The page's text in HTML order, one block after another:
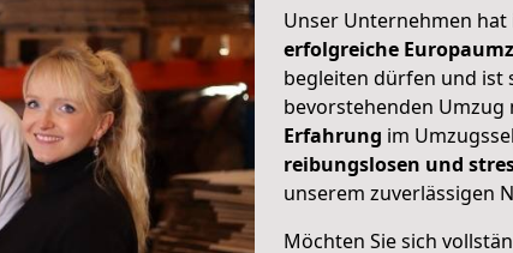
Unser Unternehmen hat
erfolgreiche
begleiten dürfen und
bevorstehenden Umzug
Erfahrung im
reibungslosen und
unserem zuverlässigen
Möchten Sie sich